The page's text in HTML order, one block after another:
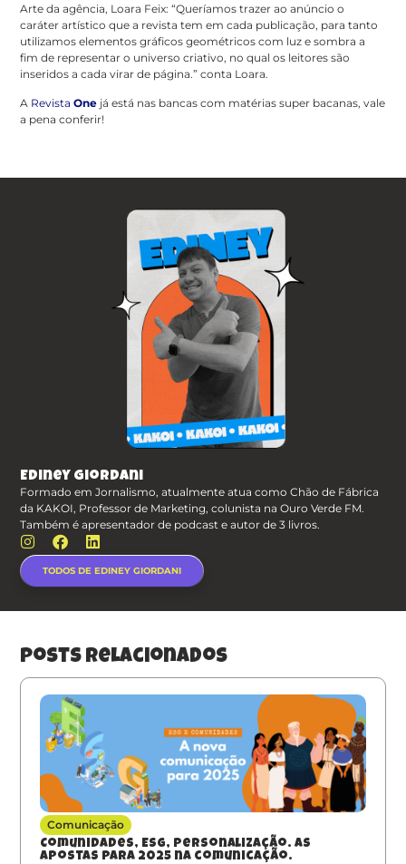
Arte da agência, Loara Feix: “Queríamos trazer ao anúncio o
caráter artístico que a revista tem em cada publicação, para tanto
utilizamos elementos gráficos geométricos com luz e sombra a
fim de representar o universo criativo, no qual os leitores são
inseridos a cada virar de página.” conta Loara.
A RevistaOne já está nas bancas com matérias super bacanas, vale
a pena conferir!
Ediney Giordani
Formado em Jornalismo, atualmente atua como Chão de Fábrica
da KAKOI, Professor de Marketing, colunista na Ouro Verde FM.
Também é apresentador de podcast e autor de 3 livros.
TODOS DE EDINEY GIORDANI
posts relacionados
Comunicação
Comunidades, ESG, Personalização. As
apostas para 2025 na comunicação.